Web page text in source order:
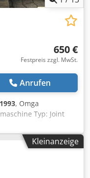
650 €
Festpreis zzgl. MwSt.
Anrufen
1993, Omga
Typ: Joint
Während des
frei Sicht
, unter Umstände
vorzunehmen. Die
den Anschlag
Kleinanzeige